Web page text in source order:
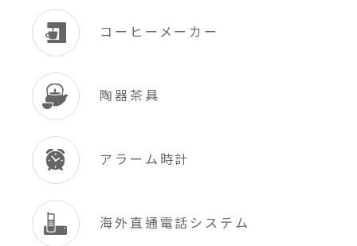
コーヒーメーカー
陶器茶具
アラーム時計
海外直通電話システム